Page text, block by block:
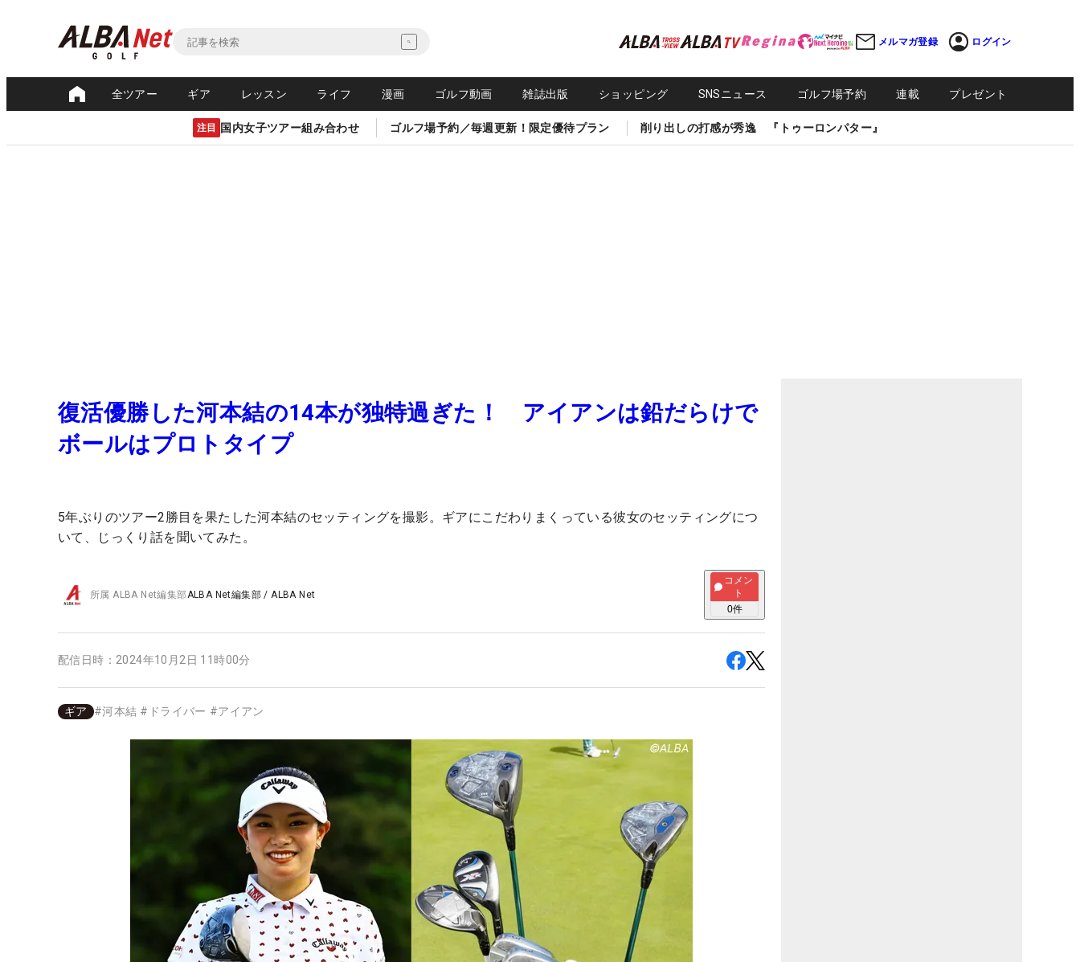
メルマガ登録 ログイン
全ツアー ギア レッスン ライフ 漫画 ゴルフ動画 雑誌出版 ショッピング SNSニュース ゴルフ場予約 連載 プレゼント
注目 国内女子ツアー組み合わせ ゴルフ場予約／毎週更新！限定優待プラン 削り出しの打感が秀逸 『トゥーロンパター』
復活優勝した河本結の14本が独特過ぎた！ アイアンは鉛だらけで
ボールはプロトタイプ
5年ぶりのツアー2勝目を果たした河本結のセッティングを撮影。ギアにこだわりまくっている彼女のセッティングにつ
いて、じっくり話を聞いてみた。
所属ALBA Net編集部ALBA Net編集部 /ALBA Net
コメン
ト
0件
配信日時： 2024年10月2日 11時00分
ギア #河本結 # ドライバー #アイアン